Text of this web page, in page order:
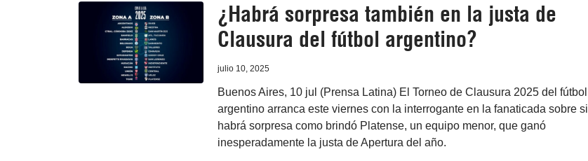
¿Habrá sorpresa también en la justa de
Clausura del fútbol argentino?
julio 10, 2025
Buenos Aires, 10 jul (Prensa Latina) El Torneo de Clausura 2025 del fútbol
argentino arranca este viernes con la interrogante en la fanaticada sobre si
habrá sorpresa como brindó Platense, un equipo menor, que ganó
inesperadamente la justa de Apertura del año.